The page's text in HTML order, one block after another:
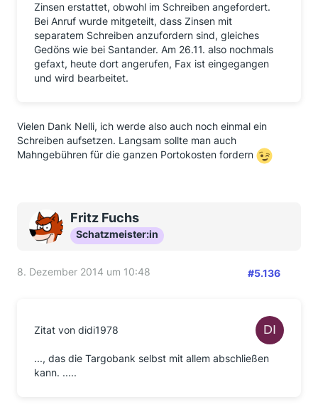
Zinsen erstattet, obwohl im Schreiben angefordert.
Bei Anruf wurde mitgeteilt, dass Zinsen mit
separatem Schreiben anzufordern sind, gleiches
Gedöns wie bei Santander. Am 26.11. also nochmals
gefaxt, heute dort angerufen, Fax ist eingegangen
und wird bearbeitet.
Vielen Dank Nelli, ich werde also auch noch einmal ein
Schreiben aufsetzen. Langsam sollte man auch
Mahngebühren für die ganzen Portokosten fordern
Fritz Fuchs
Schatzmeister:in
8. Dezember 2014 um 10:48 #5.136
Zitat von didi1978
..., das die Targobank selbst mit allem abschließen
kann. .....